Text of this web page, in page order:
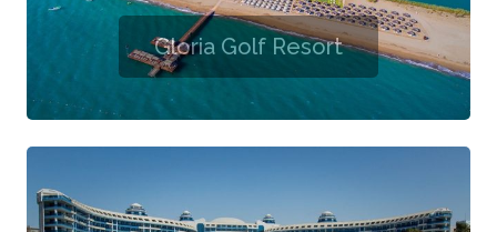
Gloria Golf Resort